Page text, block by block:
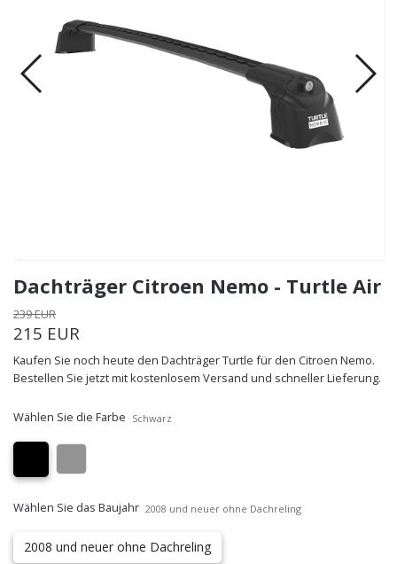
Dachträger Citroen Nemo - Turtle Air
239 EUR
215 EUR
Kaufen Sie noch heute den Dachträger Turtle für den Citroen Nemo.
Bestellen Sie jetzt mit kostenlosem Versand und schneller Lieferung.
Wählen Sie die Farbe Schwarz
Wählen Sie das Baujahr 2008 und neuer ohne Dachreling
2008 und neuer ohne Dachreling